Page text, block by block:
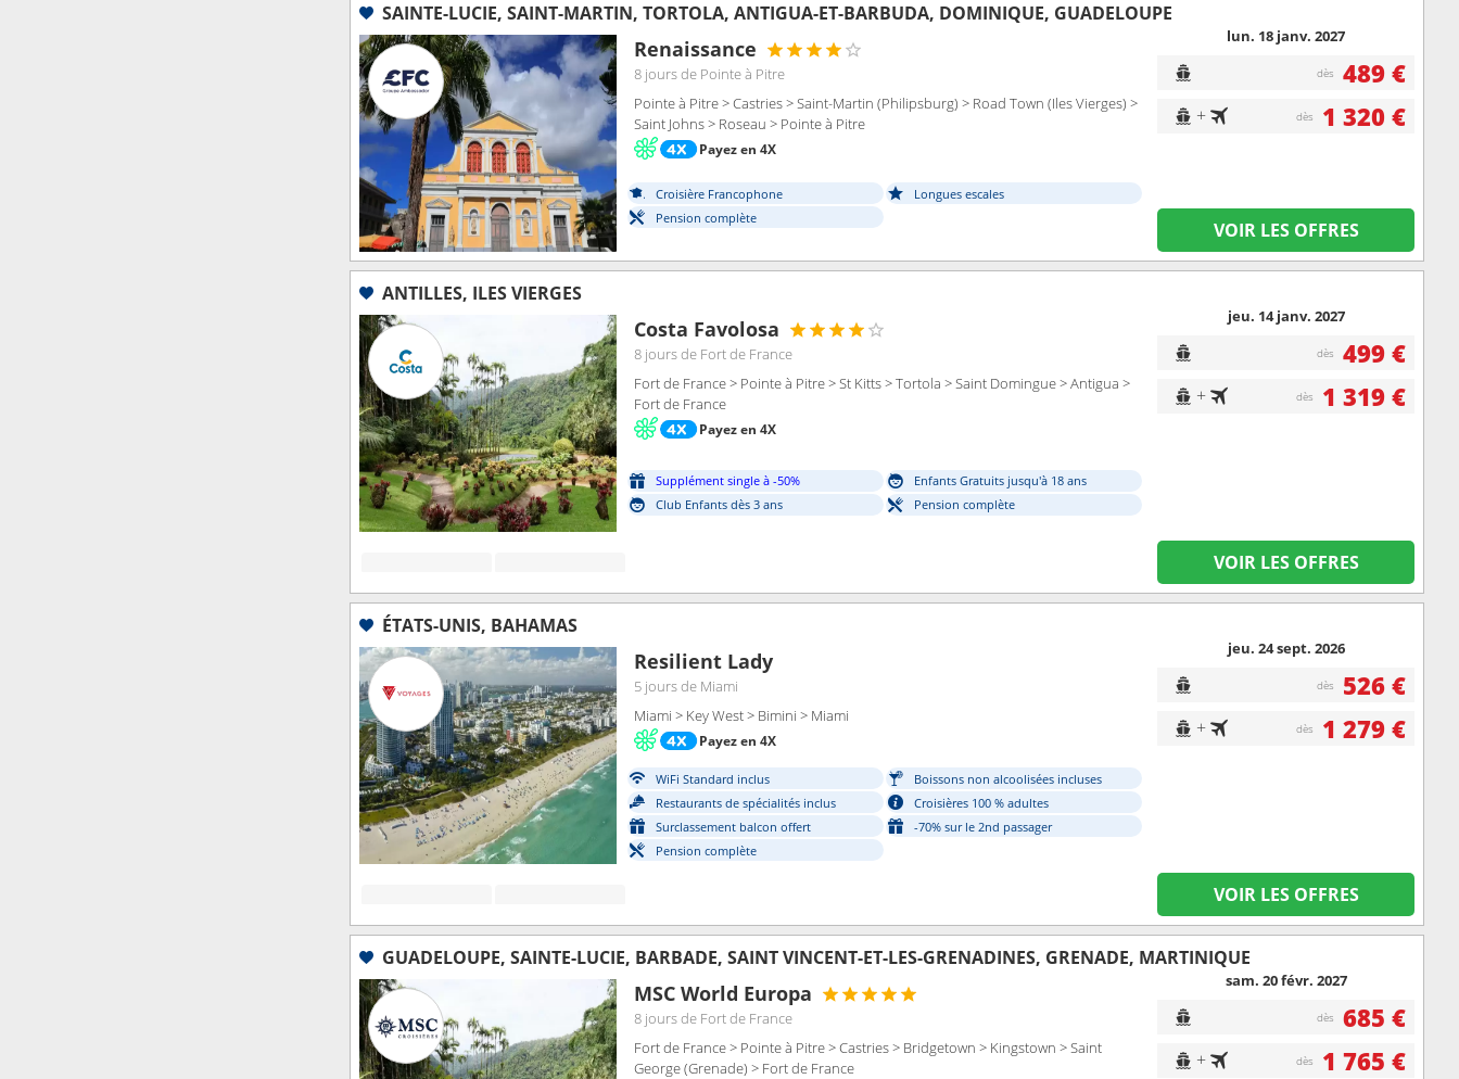
SAINTE-LUCIE, SAINT-MARTIN, TORTOLA, ANTIGUA-ET-BARBUDA, DOMINIQUE, GUADELOUPE
Renaissance
8 joursde Pointe à Pitre
Pointe à Pitre > Castries > Saint-Martin (Philipsburg) > Road Town (Iles Vierges) >
Saint Johns > Roseau > Pointe à Pitre
Payez en 4X
Croisière Francophone
Longues escales
Pension complète
lun. 18 janv. 2027
dès 489 €
+ dès 1 320 €
VOIR LES OFFRES
ANTILLES, ILES VIERGES
Costa Favolosa
8 joursde Fort de France
Fort de France > Pointe à Pitre > St Kitts > Tortola > Saint Domingue > Antigua >
Fort de France
Payez en 4X
Supplément single à -50%
Enfants Gratuits jusqu'à 18 ans
Club Enfants dès 3 ans
Pension complète
jeu. 14 janv. 2027
dès 499 €
+ dès 1 319 €
VOIR LES OFFRES
ÉTATS-UNIS, BAHAMAS
Resilient Lady
5 joursde Miami
Miami > Key West > Bimini > Miami
Payez en 4X
WiFi Standard inclus
Boissons non alcoolisées incluses
Restaurants de spécialités inclus
Croisières 100 % adultes
Surclassement balcon offert
-70% sur le 2nd passager
Pension complète
jeu. 24 sept. 2026
dès 526 €
+ dès 1 279 €
VOIR LES OFFRES
GUADELOUPE, SAINTE-LUCIE, BARBADE, SAINT VINCENT-ET-LES-GRENADINES, GRENADE, MARTINIQUE
MSC World Europa
8 joursde Fort de France
Fort de France > Pointe à Pitre > Castries > Bridgetown > Kingstown > Saint
George (Grenade) > Fort de France
sam. 20 févr. 2027
dès 685 €
+ dès 1 765 €